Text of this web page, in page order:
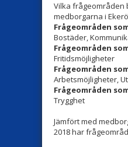
Vilka frågeområden
medborgarna i
Frågeområden
Bostäder,
Frågeområden
Fritidsmöjligheter
Frågeområden
Arbetsmöjligheter,
Frågeområden
Trygghet
Jämfört med
2018 har